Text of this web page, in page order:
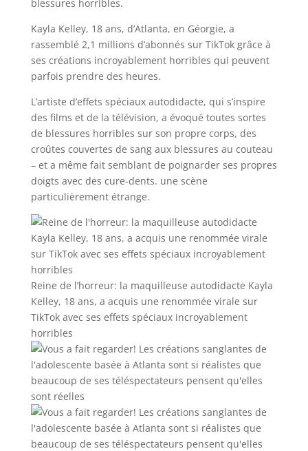
blessures horribles.
Kayla Kelley, 18 ans, d’Atlanta, en Géorgie, a
rassemblé 2,1 millions d’abonnés sur TikTok grâce à
ses créations incroyablement horribles qui peuvent
parfois prendre des heures.
L’artiste d’effets spéciaux autodidacte, qui s’inspire
des films et de la télévision, a évoqué toutes sortes
de blessures horribles sur son propre corps, des
croûtes couvertes de sang aux blessures au couteau
– et a même fait semblant de poignarder ses propres
doigts avec des cure-dents. une scène
particulièrement étrange.
Reine de l’horreur: la maquilleuse autodidacte Kayla
Kelley, 18 ans, a acquis une renommée virale sur
TikTok avec ses effets spéciaux incroyablement
horribles